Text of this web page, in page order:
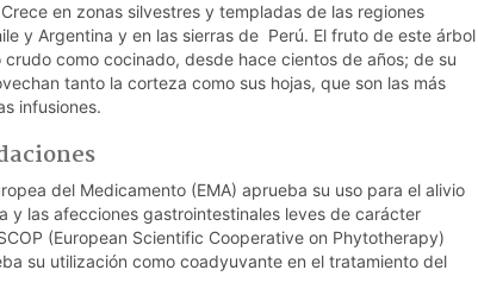
en zonas silvestres y templadas de las regiones
y Argentina y en las sierras de Perú. El fruto de este árbol
crudo como cocinado, desde hace cientos de años; de su
tanto la corteza como sus hojas, que son las más
infusiones.
del Medicamento (EMA) aprueba su uso para el alivio
y las afecciones gastrointestinales leves de carácter
(European Scientific Cooperative on Phytotherapy)
su utilización como coadyuvante en el tratamiento del